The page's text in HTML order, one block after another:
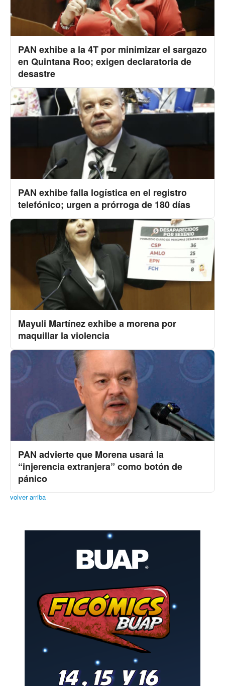
PAN exhibe a la 4T por minimizar el sargazo
en Quintana Roo; exigen declaratoria de
desastre
PAN exhibe falla logística en el registro
telefónico; urgen a prórroga de 180 días
Mayuli Martínez exhibe a morena por
maquillar la violencia
PAN advierte que Morena usará la
“injerencia extranjera” como botón de
pánico
volver arriba